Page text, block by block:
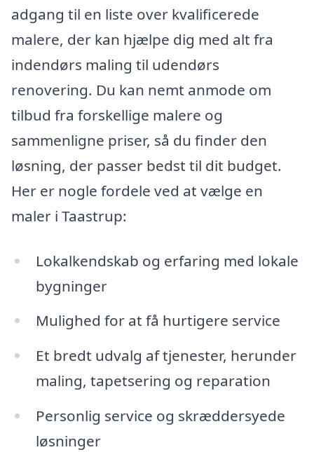
adgang til en liste over kvalificerede
malere, der kan hjælpe dig med alt fra
indendørs maling til udendørs
renovering. Du kan nemt anmode om
tilbud fra forskellige malere og
sammenligne priser, så du finder den
løsning, der passer bedst til dit budget.
Her er nogle fordele ved at vælge en
maler i Taastrup:
Lokalkendskab og erfaring med lokale
bygninger
Mulighed for at få hurtigere service
Et bredt udvalg af tjenester, herunder
maling, tapetsering og reparation
Personlig service og skræddersyede
løsninger